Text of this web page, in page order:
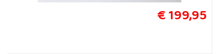
€ 199,95